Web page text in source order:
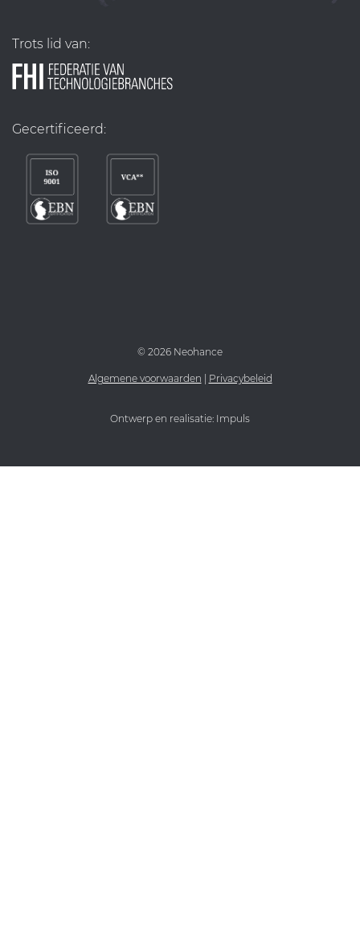
Trots lid van:
Gecertificeerd:
© 2026 Neohance
Algemene voorwaarden Privacybeleid
Ontwerp en realisatie: Impuls